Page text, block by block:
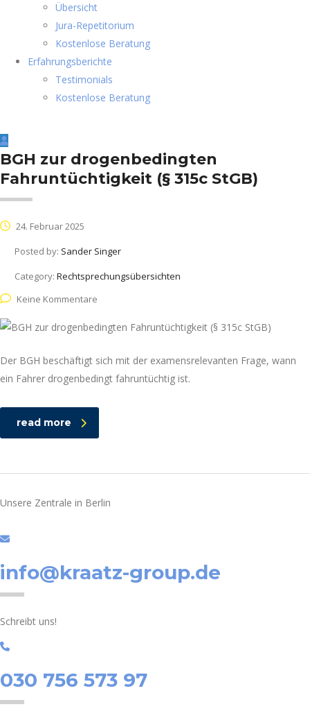
Übersicht
Jura-Repetitorium
Kostenlose Beratung
Erfahrungsberichte
Testimonials
Kostenlose Beratung
BGH zur drogenbedingten
Fahruntüchtigkeit (§ 315c StGB)
24. Februar 2025
Posted by: Sander Singer
Category: Rechtsprechungsübersichten
Keine Kommentare
Der BGH beschäftigt sich mit der examensrelevanten Frage, wann
ein Fahrer drogenbedingt fahruntüchtig ist.
read more
Unsere Zentrale in Berlin
info@kraatz-group.de
Schreibt uns!
030 756 573 97